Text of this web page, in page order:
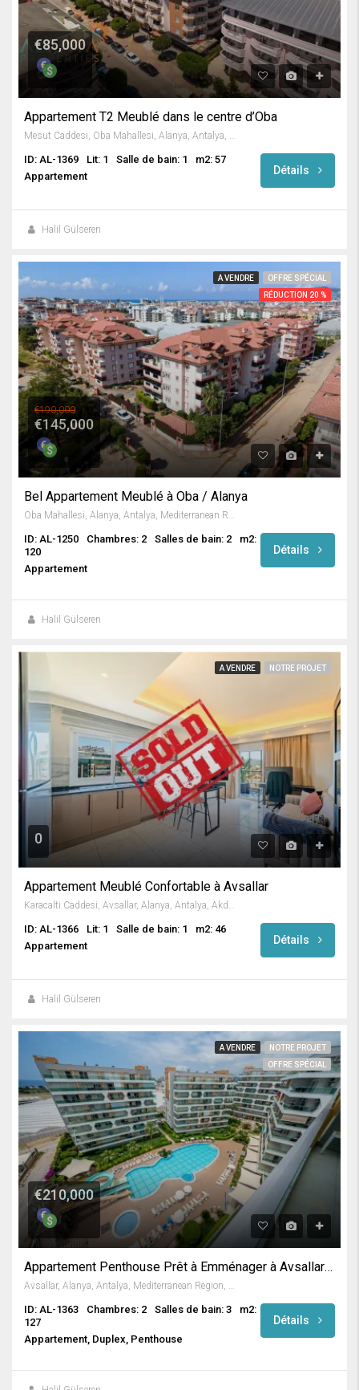
€85,000
Appartement T2 Meublé dans le centre d’Oba
ID: AL-1369 Lit: 1 Salle de bain: 1
m2: 57
Appartement
Détails
Halil Gülseren
A VENDRE
OFFRE SPÉCIAL
RÉDUCTION 20 %
€190,000
€145,000
Bel Appartement Meublé à Oba / Alanya
Oba Mahallesi, Alanya, Antalya, Mediterranean Region, 07469, Turkey
ID: AL-1250 Chambres: 2 Salles de bain: 2
m2:
120
Appartement
Détails
Halil Gülseren
A VENDRE NOTRE PROJET
0
Appartement Meublé Confortable à Avsallar
Karacalti Caddesi, Avsallar, Alanya, Antalya, Akdeniz Bölgesi, 07407, Türkiye
ID: AL-1366 Lit: 1 Salle de bain: 1
m2: 46
Appartement
Détails
Halil Gülseren
A VENDRE
NOTRE PROJET
OFFRE SPÉCIAL
€210,000
Appartement Penthouse Prêt à Emménager à Avsallar / Alanya
ID: AL-1363 Chambres: 2 Salles de bain: 3
m2:
127
Appartement, Duplex, Penthouse
Détails